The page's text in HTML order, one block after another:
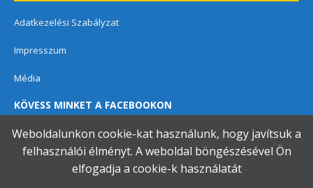
Adatkezelési Szabályzat
Impresszum
Média
KÖVESS MINKET A FACEBOOKON
Weboldalunkon cookie-kat használunk, hogy javítsuk a
felhasználói élményt. A weboldal böngészésével Ön
elfogadja a cookie-k használatát